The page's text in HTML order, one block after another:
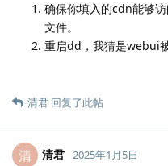
确保你填入的cdn能够
文件。
重启dd，我猜是webui
清君 回复了此帖
清 清君 2025年1月5日